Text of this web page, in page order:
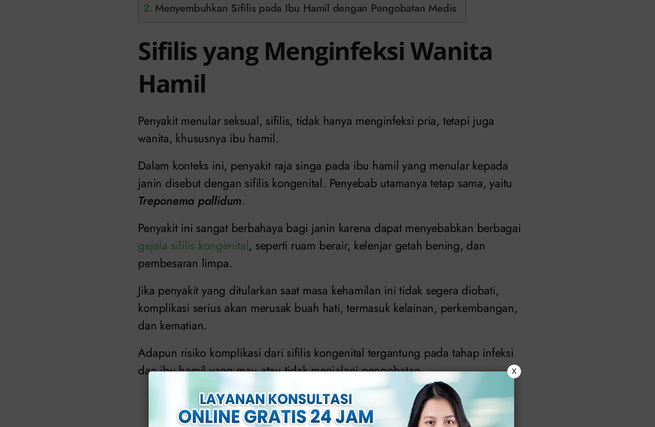
Menyembuhkan Sifilis pada Ibu Hamil dengan Pengobatan Medis
Sifilis yang Menginfeksi Wanita
Hamil
Penyakit menular seksual, sifilis, tidak hanya menginfeksi pria, tetapi juga
wanita, khususnya ibu hamil.
Dalam konteks ini, penyakit raja singa pada ibu hamil yang menular kepada
janin disebut dengan sifilis kongenital. Penyebab utamanya tetap sama, yaitu
Treponema pallidum.
Penyakit ini sangat berbahaya bagi janin karena dapat menyebabkan berbagai
gejala sifilis kongenital, seperti ruam berair, kelenjar getah bening, dan
pembesaran limpa.
Jika penyakit yang ditularkan saat masa kehamilan ini tidak segera diobati,
komplikasi serius akan merusak buah hati, termasuk kelainan, perkembangan,
dan kematian.
Adapun risiko komplikasi dari sifilis kongenital tergantung pada tahap infeksi
dan ibu hamil yang mau atau tidak menjalani pengobatan.
Baca Juga:Kenali Dampak Sifilis Kongenital bagi Ibu dan
X